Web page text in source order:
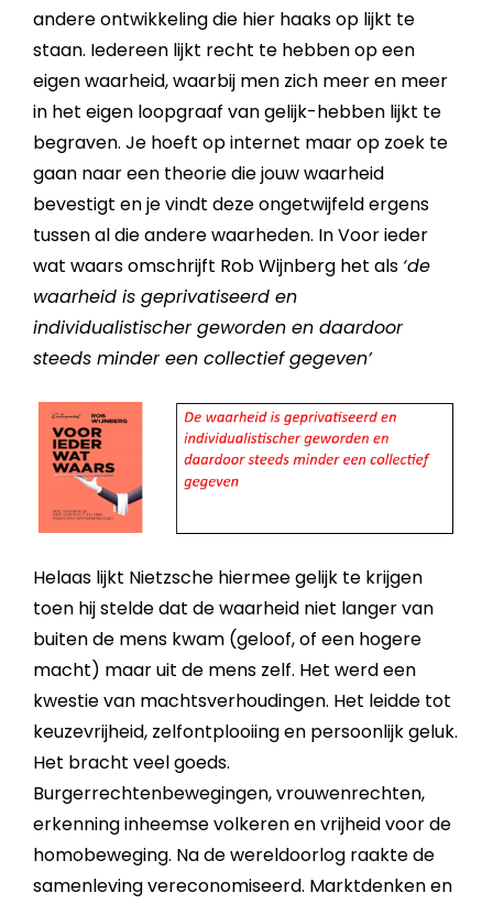
andere ontwikkeling die hier haaks op lijkt te
staan. Iedereen lijkt recht te hebben op een
eigen waarheid, waarbij men zich meer en meer
in het eigen loopgraaf van gelijk-hebben lijkt te
begraven. Je hoeft op internet maar op zoek te
gaan naar een theorie die jouw waarheid
bevestigt en je vindt deze ongetwijfeld ergens
tussen al die andere waarheden. In Voor ieder
wat waars omschrijft Rob Wijnberg het als ‘de
waarheid is geprivatiseerd en
individualistischer geworden en daardoor
steeds minder een collectief gegeven’
Helaas lijkt Nietzsche hiermee gelijk te krijgen
toen hij stelde dat de waarheid niet langer van
buiten de mens kwam (geloof, of een hogere
macht) maar uit de mens zelf. Het werd een
kwestie van machtsverhoudingen. Het leidde tot
keuzevrijheid, zelfontplooiing en persoonlijk geluk.
Het bracht veel goeds.
Burgerrechtenbewegingen, vrouwenrechten,
erkenning inheemse volkeren en vrijheid voor de
homobeweging. Na de wereldoorlog raakte de
samenleving vereconomiseerd. Marktdenken en